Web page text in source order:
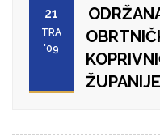
21
TRA
'09
ŽUPANIJE